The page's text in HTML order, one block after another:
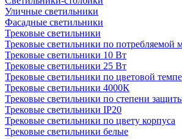
Уличные светильники
Фасадные светильники
Трековые светильники
Трековые светильники по потребляемой
Трековые светильники 10 Вт
Трековые светильники 25 Вт
Трековые светильники по цветовой
Трековые светильники 4000К
Трековые светильники по степени
Трековые светильники IP20
Трековые светильники по цвету корпуса
Трековые светильники белые